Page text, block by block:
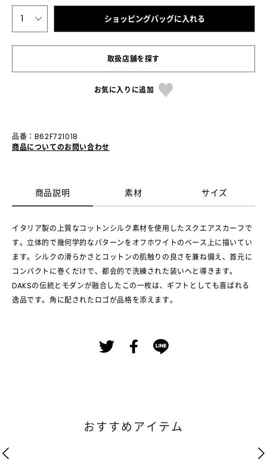
1 ショッピングバッグに入れる
取扱店舗を探す
お気に入りに追加
品番：B62F721018
商品についてのお問い合わせ
商品説明 素材 サイズ
イタリア製の上質なコットンシルク素材を使用したスクエアスカーフで
す。立体的で幾何学的なパターンをオフホワイトのベース上に描いてい
ます。シルクの滑らかさとコットンの肌触りの良さを兼ね備え、首元に
コンパクトに巻くだけで、都会的で洗練された装いへと導きます。
DAKSの伝統とモダンが融合したこの一枚は、ギフトとしても喜ばれる
逸品です。角に配されたロゴが品格を添えます。
おすすめアイテム